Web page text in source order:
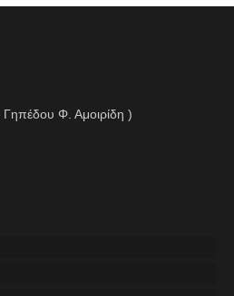
Φ. Αμοιρίδη )